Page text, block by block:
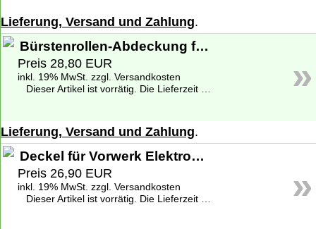
Lieferung, Versand und Zahlung.
»
Bürstenrollen-Abdeckung für Vorwerk Elektrobürste EB 400 - Original
Preis 28,80 EUR
inkl. 19% MwSt. zzgl. Versandkosten
Dieser Artikel ist vorrätig. Die Lieferzeit beträgt 1-2 Werktage deutschlandweit. Weitere Informationen zu den Lieferzeiten finden Sie unter
Lieferung, Versand und Zahlung.
»
Deckel für Vorwerk Elektrobürste EB 400 - Gebraucht
Preis 26,90 EUR
inkl. 19% MwSt. zzgl. Versandkosten
Dieser Artikel ist vorrätig. Die Lieferzeit beträgt 1-2 Werktage deutschlandweit. Weitere Informationen zu den Lieferzeiten finden Sie unter